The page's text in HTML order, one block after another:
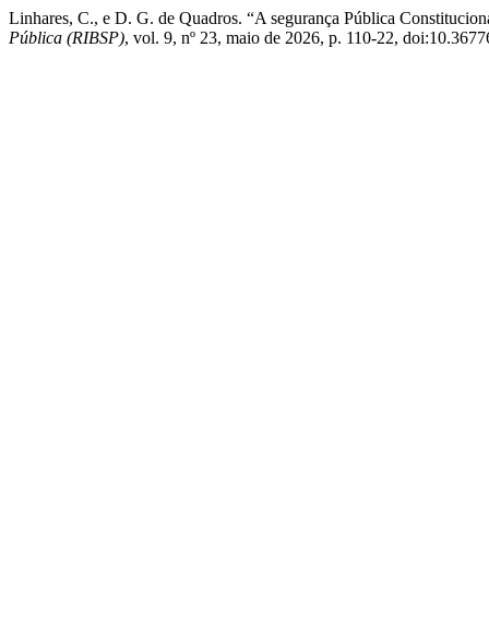
Linhares, C., e D. G. de Quadros. “A segurança Pública
Pública (RIBSP), vol. 9, nº 23, maio de 2026, p. 110-22,